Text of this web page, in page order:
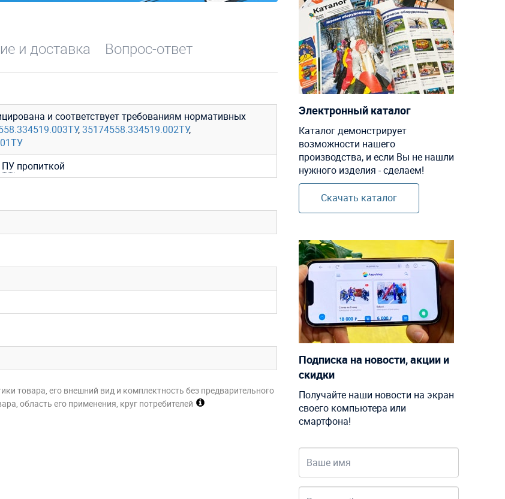
и доставка Вопрос-ответ
и соответствует требованиям нормативных
,35174558.334519.002ТУ,
ПУ пропиткой
товара, его внешний вид и комплектность без предварительного
область его применения, круг потребителей
Электронный каталог
Каталог демонстрирует
возможности нашего
производства, и если Вы не нашли
нужного изделия - сделаем!
Скачать каталог
Подписка на новости, акции и
скидки
Получайте наши новости на экран
своего компьютера или
смартфона!